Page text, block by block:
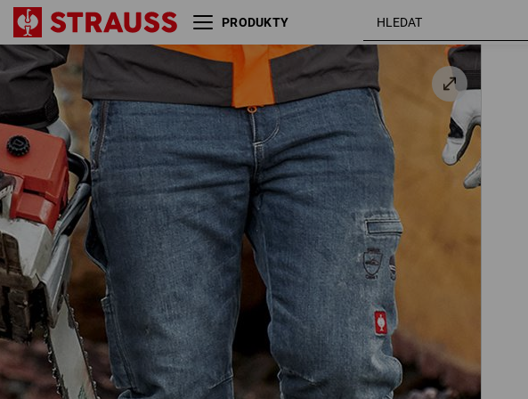
PRODUKTY
e.s. Lesnické džíny s ochranou
proti pořezu
stonewashed 46